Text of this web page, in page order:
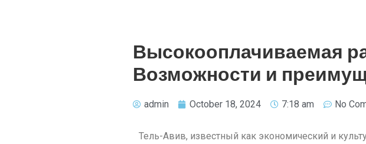
Высокооплачиваемая
Возможности и
admin October 18, 2024 7:18 am No
Тель-Авив, известный как экономический и